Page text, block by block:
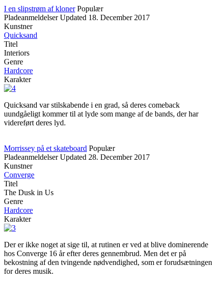
I en slipstrøm af kloner Populær
Pladeanmeldelser Updated 18. December 2017
Kunstner
Quicksand
Titel
Interiors
Genre
Hardcore
Karakter
Quicksand var stilskabende i en grad, så deres comeback
uundgåeligt kommer til at lyde som mange af de bands, der har
videreført deres lyd.
Morrissey på et skateboard Populær
Pladeanmeldelser Updated 28. December 2017
Kunstner
Converge
Titel
The Dusk in Us
Genre
Hardcore
Karakter
Der er ikke noget at sige til, at rutinen er ved at blive dominerende
hos Converge 16 år efter deres gennembrud. Men det er på
bekostning af den tvingende nødvendighed, som er forudsætningen
for deres musik.